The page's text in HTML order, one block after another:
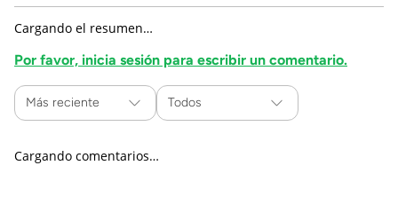
Cargando el resumen…
Por favor, inicia sesión para escribir un comentario.
Más reciente Todos
Cargando comentarios…